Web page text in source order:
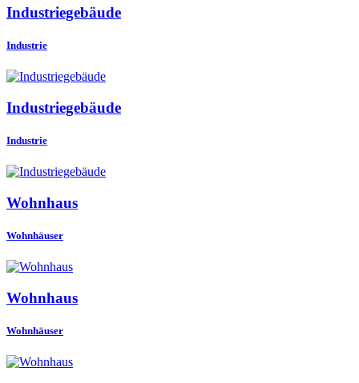
Industriegebäude
Industrie
Industriegebäude
Industrie
Wohnhaus
Wohnhäuser
Wohnhaus
Wohnhäuser